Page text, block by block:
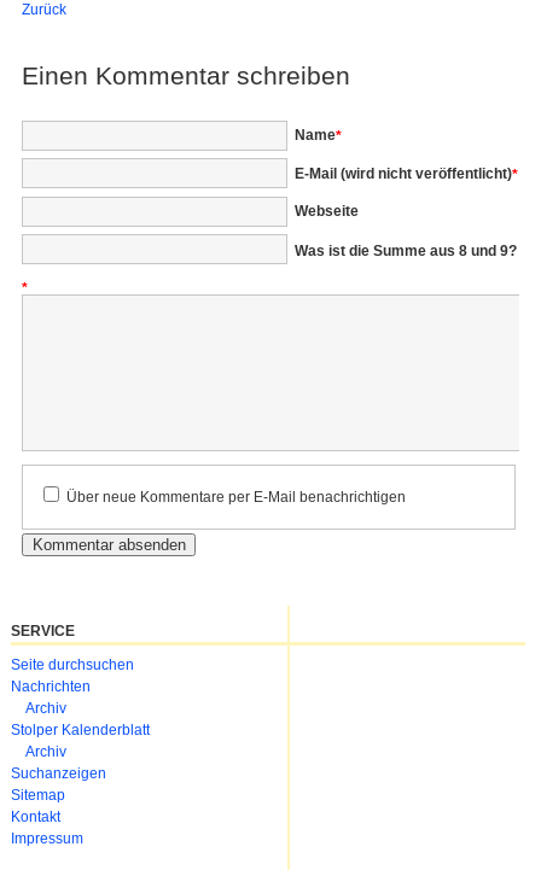
Zurück
Einen Kommentar schreiben
Pflichtfeld
Name*
Pflichtfeld
E-Mail (wird nicht veröffentlicht)*
Webseite
Was ist die Summe aus 8 und 9?
*
Kommentar
Über neue Kommentare per E-Mail benachrichtigen
SERVICE
Navigation
überspringen
Seite durchsuchen
Nachrichten
Archiv
Stolper Kalenderblatt
Archiv
Suchanzeigen
Sitemap
Kontakt
Impressum